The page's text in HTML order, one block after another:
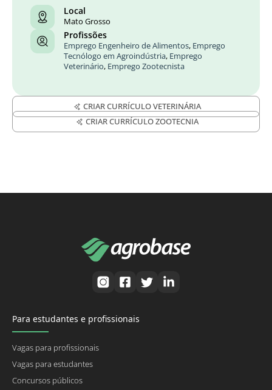
Local
Mato Grosso
Profissões
Emprego Engenheiro de Alimentos, Emprego
Tecnólogo em Agroindústria, Emprego
Veterinário, Emprego Zootecnista
CRIAR CURRÍCULO VETERINÁRIA
CRIAR CURRÍCULO ZOOTECNIA
Para estudantes e profissionais
Vagas para profissionais
Vagas para estudantes
Concursos públicos